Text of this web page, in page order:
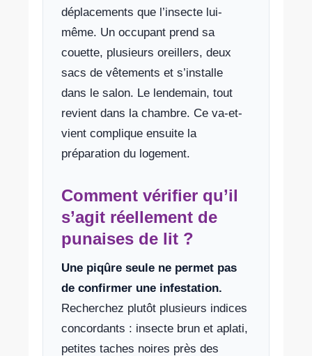
déplacements que l’insecte lui-
même. Un occupant prend sa
couette, plusieurs oreillers, deux
sacs de vêtements et s’installe
dans le salon. Le lendemain, tout
revient dans la chambre. Ce va-et-
vient complique ensuite la
préparation du logement.
Comment vérifier qu’il
s’agit réellement de
punaises de lit ?
Une piqûre seule ne permet pas
de confirmer une infestation.
Recherchez plutôt plusieurs indices
concordants : insecte brun et aplati,
petites taches noires près des